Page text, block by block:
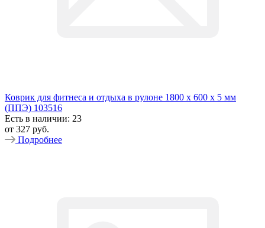
Коврик для фитнеса и отдыха в рулоне 1800 х 600 х 5 мм
(ППЭ) 103516
Есть в наличии: 23
от 327 руб.
Подробнее